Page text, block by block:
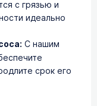
с грязью и
идеально
С нашим
срок его